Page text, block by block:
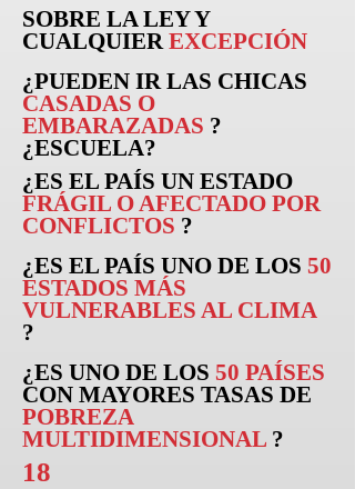
SOBRE LA LEY Y
CUALQUIEREXCEPCIÓN
¿PUEDEN IRLAS CHICAS
CASADAS O
EMBARAZADAS ?
¿ESCUELA?
¿ES EL PAÍS UN ESTADO
FRÁGIL O AFECTADO POR
CONFLICTOS ?
¿ES EL PAÍS UNO DE LOS 50
ESTADOS MÁS
VULNERABLES AL CLIMA
?
¿ES UNO DE LOS 50 PAÍSES
CON MAYORES TASAS DE
POBREZA
MULTIDIMENSIONAL ?
18